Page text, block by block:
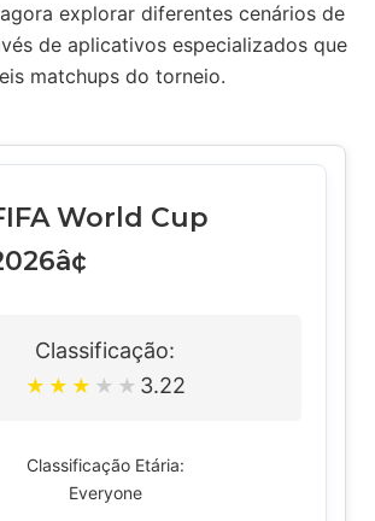
explorar diferentes cenários de
de aplicativos especializados que
matchups do torneio.
World Cup
Classificação:
★ ★ ★ ★ ★ 3.22
Classificação Etária:
Everyone